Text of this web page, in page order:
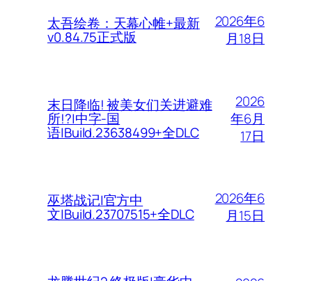
太吾绘卷：天幕心帷+最新
v0.84.75正式版
2026年6
月18日
末日降临! 被美女们关进避难
所!?|中字-国
语|Build.23638499+全DLC
2026
年6月
17日
巫塔战记|官方中
文|Build.23707515+全DLC
2026年6
月15日